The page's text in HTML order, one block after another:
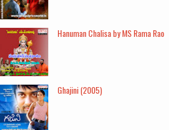
Hanuman Chalisa by MS Rama Rao
Ghajini (2005)